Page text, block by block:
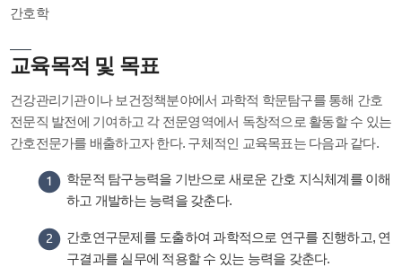
간호학
교육목적 및 목표
건강관리기관이나 보건정책분야에서 과학적 학문탐구를 통해 간호
전문직 발전에 기여하고 각 전문영역에서 독창적으로 활동할 수 있는
간호전문가를 배출하고자 한다. 구체적인 교육목표는 다음과 같다.
학문적 탐구능력을 기반으로 새로운 간호 지식체계를 이해
하고 개발하는 능력을 갖춘다.
간호연구문제를 도출하여 과학적으로 연구를 진행하고, 연
구결과를 실무에 적용할 수 있는 능력을 갖춘다.